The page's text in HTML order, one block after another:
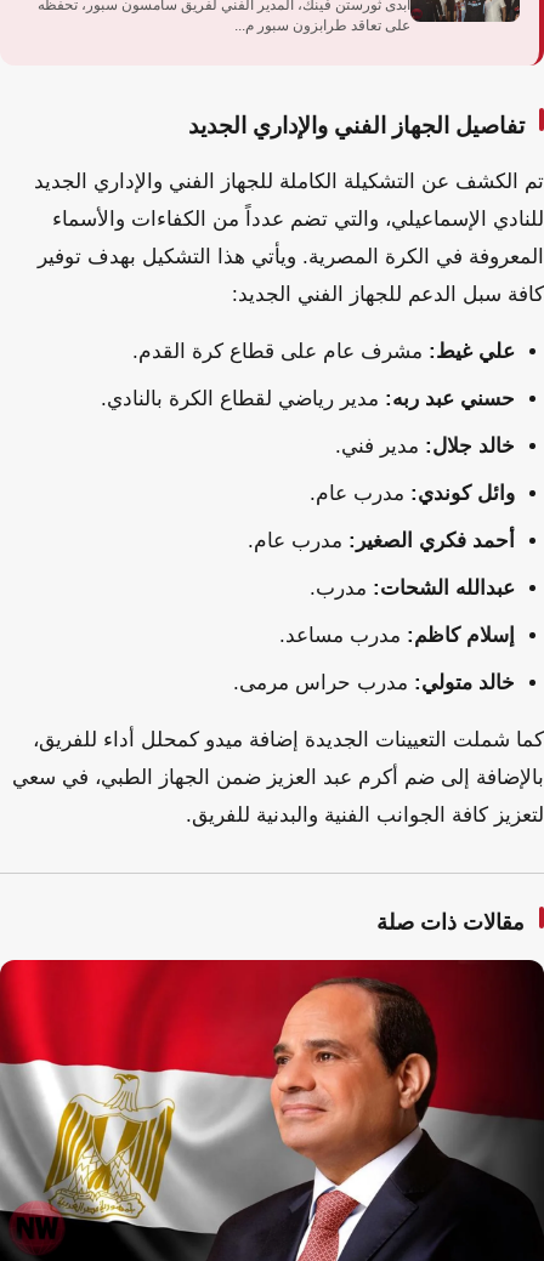
أبدى ثورستن فينك، المدير الفني لفريق سامسون سبور، تحفظه
على تعاقد طرابزون سبور م...
تفاصيل الجهاز الفني والإداري الجديد
تم الكشف عن التشكيلة الكاملة للجهاز الفني والإداري الجديد
للنادي الإسماعيلي، والتي تضم عدداً من الكفاءات والأسماء
المعروفة في الكرة المصرية. ويأتي هذا التشكيل بهدف توفير
كافة سبل الدعم للجهاز الفني الجديد:
علي غيط: مشرف عام على قطاع كرة القدم.
حسني عبد ربه: مدير رياضي لقطاع الكرة بالنادي.
خالد جلال: مدير فني.
وائل كوندي: مدرب عام.
أحمد فكري الصغير: مدرب عام.
عبدالله الشحات: مدرب.
إسلام كاظم: مدرب مساعد.
خالد متولي: مدرب حراس مرمى.
كما شملت التعيينات الجديدة إضافة ميدو كمحلل أداء للفريق،
بالإضافة إلى ضم أكرم عبد العزيز ضمن الجهاز الطبي، في سعي
لتعزيز كافة الجوانب الفنية والبدنية للفريق.
مقالات ذات صلة